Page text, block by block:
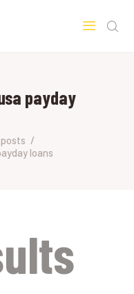
payday
loans